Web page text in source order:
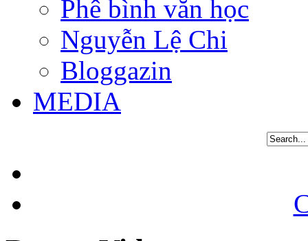
Phê bình văn học
Nguyễn Lệ Chi
Bloggazin
MEDIA